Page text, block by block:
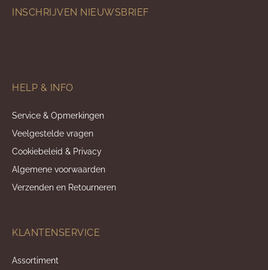
INSCHRIJVEN NIEUWSBRIEF
HELP & INFO
Service & Opmerkingen
Veelgestelde vragen
Cookiebeleid & Privacy
Algemene voorwaarden
Verzenden en Retourneren
KLANTENSERVICE
Assortiment